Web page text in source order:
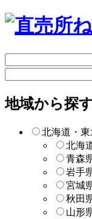
リ
ー
検
索
ー
検
地域から探
北海道・東
北海
青森
岩手
宮城
秋田
山形